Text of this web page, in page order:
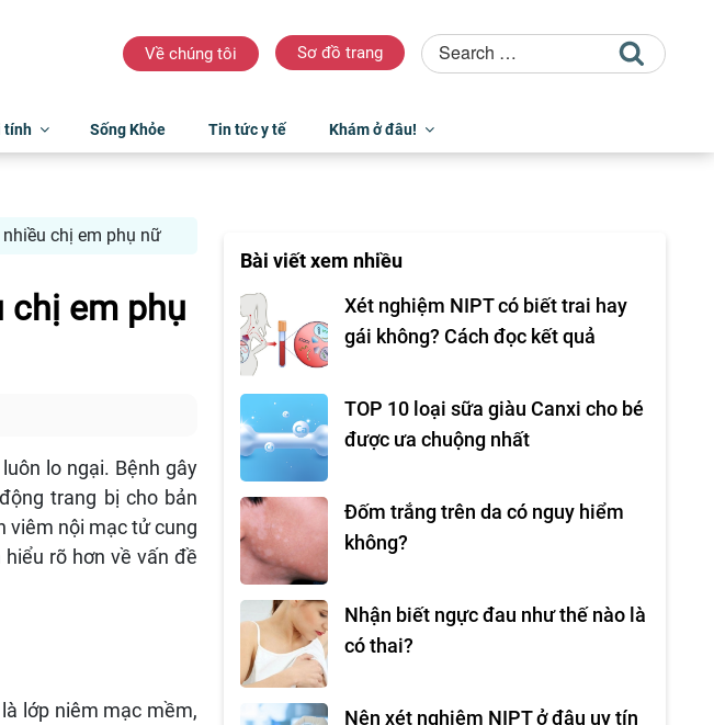
Về chúng tôi Sơ đồ trang
tính Sống Khỏe Tin tức y tế Khám ở đâu!
chị em phụ nữ
chị em phụ
lo ngại. Bệnh gây
trang bị cho bản
viêm nội mạc tử cung
rõ hơn về vấn đề
lớp niêm mạc mềm,
Bài viết xem nhiều
Xét nghiệm NIPT có biết trai hay
gái không? Cách đọc kết quả
TOP 10 loại sữa giàu Canxi cho bé
được ưa chuộng nhất
Đốm trắng trên da có nguy hiểm
không?
Nhận biết ngực đau như thế nào là
có thai?
Nên xét nghiệm NIPT ở đâu uy tín